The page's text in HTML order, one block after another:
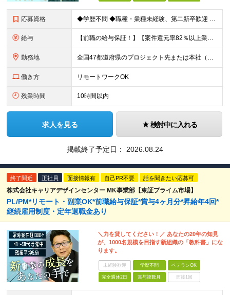
応募資格 ◆学歴不問 ◆職種・業種未経験、第二新卒歓迎 【具体的には】 1ヶ月でも実務経験があれば尚◎ ※豊富な経験者は特に給与面で大きな優遇有 ＜経験浅めの方でも歓迎＞ ★以下「◎」いずれかに該当され
給与 【前職の給与保証！】【案件還元率82％以上業界最高水準！】【転職者の100%が収入UPを実現！】 ＼スキルに見合った収入を望む方は、ぜひ！／ 【経験1年未満の方】 月給23万円～35万円 ※月給には
勤務地 全国47都道府県のプロジェクト先または本社（新宿区） ◎勤務地は希望を考慮。転勤はありません。 ◎フルリモート(完全在宅勤務）多数あります。 ◎転職時にお引越しをご検討の際には引越し費用または住宅手
働き方 リモートワークOK
残業時間 10時間以内
求人を見る 検討中に入れる
掲載終了予定日： 2026.08.24
終了間近 正社員 面接情報有 自己PR不要 話を聞きたい応募可
株式会社キャリアデザインセンター MK事業部【東証プライム市場】
PL/PM*リモート・副業OK*前職給与保証*賞与4ヶ月分*昇給年4回*
継続雇用制度・定年退職金あり
＼力を貸してください！／ あなたの20年の知見
が、1000名規模を目指す新組織の「教科書」にな
ります。
未経験歓迎 学歴不問 ベテランOK
完全週休2日 賞与複数月 面接1回